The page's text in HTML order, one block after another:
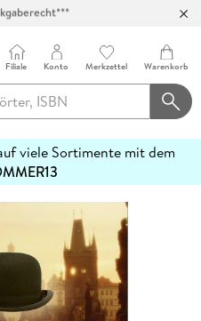
100 Filialen
Filiale Konto Merkzettel Warenkorb
viele Sortimente mit dem